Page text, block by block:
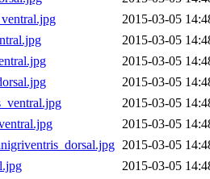
2015-03-05
2015-03-05
2015-03-05
2015-03-05
2015-03-05
2015-03-05
2015-03-05
2015-03-05